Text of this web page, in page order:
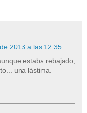
2013 a las 12:35
estaba rebajado,
una lástima.